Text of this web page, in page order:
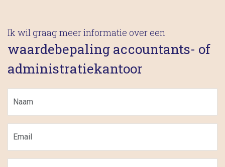
Ik wil graag meer informatie over een
waardebepaling accountants- of
administratiekantoor
(Vereist)
mailadres